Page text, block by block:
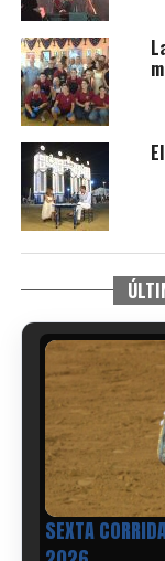
SEXTA
2026
hace 5 días